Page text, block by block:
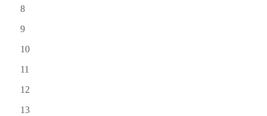
8
9
10
11
12
13